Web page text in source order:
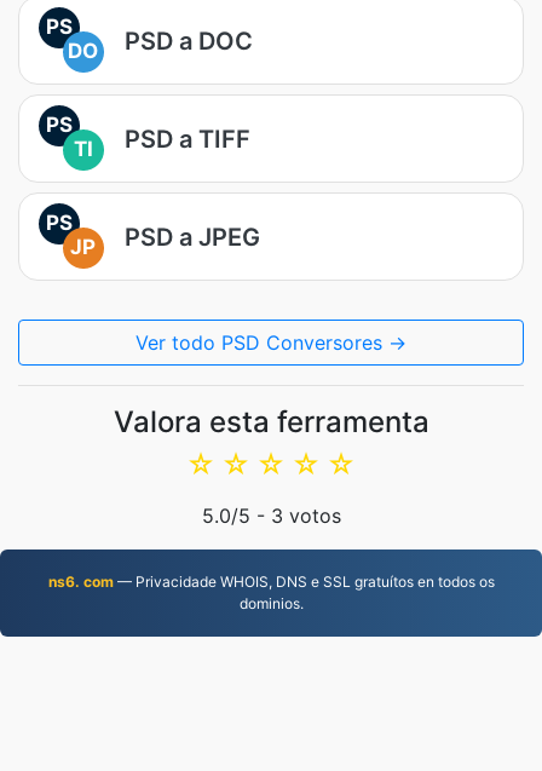
PS
DO
PSD a DOC
PS
TI
PSD a TIFF
PS
JP
PSD a JPEG
Ver todo PSD Conversores →
Valora esta ferramenta
☆
☆
☆
☆
☆
5.0/5 - 3 votos
ns6. com— Privacidade WHOIS, DNS e SSL gratuítos en todos os
dominios.